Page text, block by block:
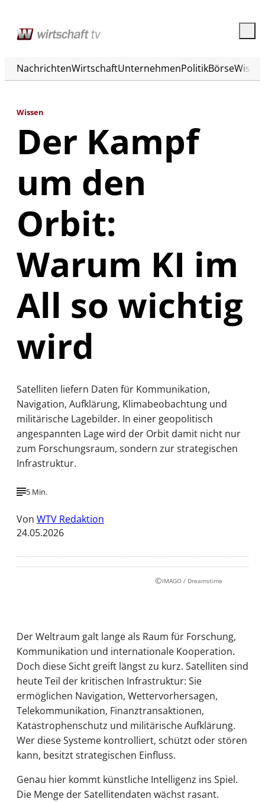
NachrichtenWirtschaftUnternehmenPolitikBörse
Wissen
Der Kampf
um den
Orbit:
Warum KI im
All so wichtig
wird
Satelliten liefern Daten für Kommunikation,
Navigation, Aufklärung, Klimabeobachtung und
militärische Lagebilder. In einer geopolitisch
angespannten Lage wird der Orbit damit nicht nur
zum Forschungsraum, sondern zur strategischen
Infrastruktur.
5 Min.
Von WTV Redaktion
24.05.2026
©IMAGO / Dreamstime
Der Weltraum galt lange als Raum für Forschung,
Kommunikation und internationale Kooperation.
Doch diese Sicht greift längst zu kurz. Satelliten sind
heute Teil der kritischen Infrastruktur: Sie
ermöglichen Navigation, Wettervorhersagen,
Telekommunikation, Finanztransaktionen,
Katastrophenschutz und militärische Aufklärung.
Wer diese Systeme kontrolliert, schützt oder stören
kann, besitzt strategischen Einfluss.
Genau hier kommt künstliche Intelligenz ins Spiel.
Die Menge der Satellitendaten wächst rasant.